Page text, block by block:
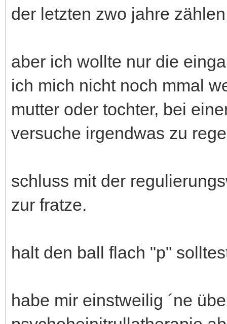
der letzten zwo jahre
aber ich wollte nur die
ich mich nicht noch mmal
mutter oder tochter, bei
versuche irgendwas zu
schluss mit der
zur fratze.
halt den ball flach "p"
habe mir einstweilig ´ne